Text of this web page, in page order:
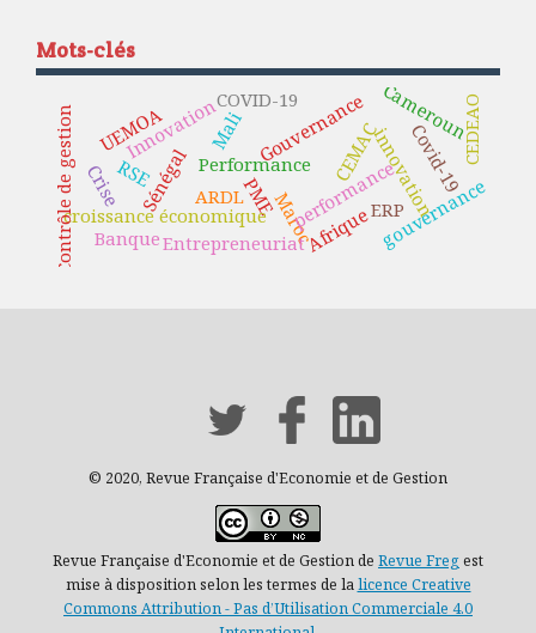
Mots-clés
Maroc
performance
PME
croissance économique
Performance
Mali
Innovation innovation
Gouvernance
gouvernance
Contrôle de gestion Entrepreneuriat
Sénégal ARDL
UEMOA
RSE Covid-19
Cameroun
Crise
Banque Afrique
COVID-19
CEMAC
ERP
CEDEAO
© 2020, Revue Française d'Economie et de Gestion
Revue Française d'Economie et de Gestion de Revue Fregest
mise à disposition selon les termes de lalicence Creative
Commons Attribution - Pas d’Utilisation Commerciale 4.0